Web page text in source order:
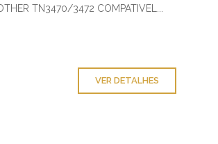
TN3470/3472 COMPATIVEL...
VER DETALHES